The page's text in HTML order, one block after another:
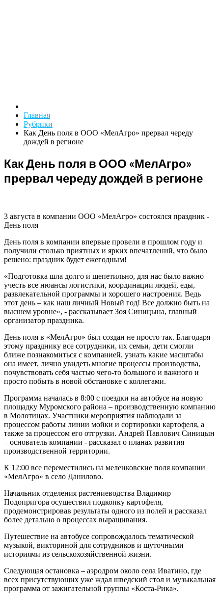
Главная
Рубрики
Как День поля в ООО «МелАгро» прервал череду
дождей в регионе
Как День поля в ООО «МелАгро»
прервал череду дождей в регионе
3 августа в компании ООО «МелАгро» состоялся праздник -
День поля
День поля в компании впервые провели в прошлом году и
получили столько приятных и ярких впечатлений, что было
решено: праздник будет ежегодным!
«Подготовка шла долго и щепетильно, для нас было важно
учесть все нюансы логистики, координации людей, еды,
развлекательной программы и хорошего настроения. Ведь
этот день – как наш личный Новый год! Все должно быть на
высшем уровне», - рассказывает Зоя Синицына, главный
организатор праздника.
День поля в «МелАгро» был создан не просто так. Благодаря
этому празднику все сотрудники, их семьи, дети смогли
ближе познакомиться с компанией, узнать какие масштабы
она имеет, лично увидеть многие процессы производства,
почувствовать себя частью чего-то большого и важного и
просто побыть в новой обстановке с коллегами.
Программа началась в 8:00 с поездки на автобусе на новую
площадку Муромского района – производственную компанию
в Молотицах. Участники мероприятия наблюдали за
процессом работы линии мойки и сортировки картофеля, а
также за процессом его отгрузки. Андрей Павлович Синицын
– основатель компании - рассказал о планах развития
производственной территории.
К 12:00 все переместились на меленковские поля компании
«МелАгро» в село Данилово.
Начальник отделения растениеводства Владимир
Подопригора осуществил подкопку картофеля,
продемонстрировав результаты одного из полей и рассказал
более детально о процессах выращивания.
Путешествие на автобусе сопровождалось тематической
музыкой, викториной для сотрудников и шуточными
историями из сельскохозяйственной жизни.
Следующая остановка – аэродром около села Иватино, где
всех присутствующих уже ждал шведский стол и музыкальная
программа от зажигательной группы «Коста-Рика».